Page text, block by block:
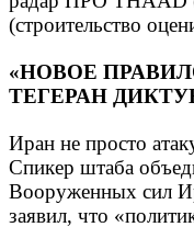
(строительство
«НОВОЕ
ТЕГЕРАН
Иран не просто
Спикер штаба
Вооруженных сил
заявил, что